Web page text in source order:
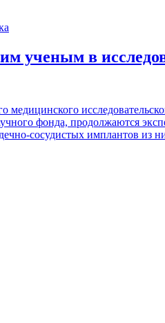
ученым в
медицинского
фонда, продолжаются
сосудистых имплантов из